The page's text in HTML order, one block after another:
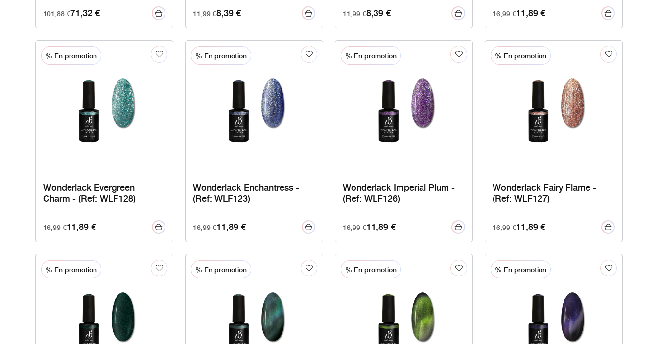
101,88€71,32€ 11,99€8,39€ 11,99€8,39€ 16,99€11,89€
% En promotion
Wonderlack Evergreen
Charm - (Ref: WLF128)
16,99€11,89€
% En promotion
Wonderlack Enchantress -
(Ref: WLF123)
16,99€11,89€
% En promotion
Wonderlack Imperial Plum -
(Ref: WLF126)
16,99€11,89€
% En promotion
Wonderlack Fairy Flame -
(Ref: WLF127)
16,99€11,89€
% En promotion % En promotion % En promotion % En promotion